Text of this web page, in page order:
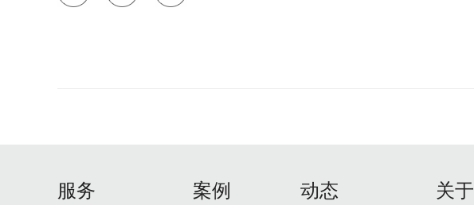
服务 案例 动态 关于